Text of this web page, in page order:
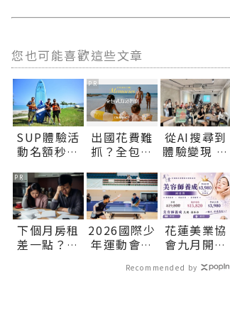
您也可能喜歡這些文章
SUP體驗活
動名額秒殺
協調加開邀
市民共遊北
濱∣花蓮新
聞網官方網
站各類新聞
－最快速的
出國花費難
抓？全包式
一價搞定食
宿玩樂，省
錢更省心！
PR
從AI搜尋到
體驗變現 花
學堂 接力開
展「視覺快
製與品牌體
驗」新戰局
∣花蓮新聞
網官方網站
各類新聞－
下個月房租
差一點？快
PR
2026國際少
年運動會桌
女單打四強
花蓮美業協
會九月開辦
班打造無痛
Recommended by